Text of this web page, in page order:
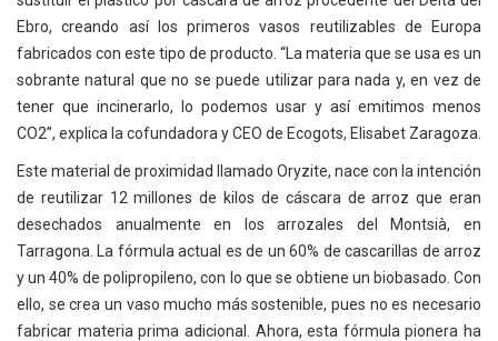
Ebro, creando así los primeros vasos reutilizables de Europa
fabricados con este tipo de producto. “La materia que se usa es un
sobrante natural que no se puede utilizar para nada y, en vez de
tener que incinerarlo, lo podemos usar y así emitimos menos
CO2”, explica la cofundadora y CEO de Ecogots, Elisabet Zaragoza.
Este material de proximidad llamado Oryzite, nace con la intención
de reutilizar 12 millones de kilos de cáscara de arroz que eran
desechados anualmente en los arrozales del Montsià, en
Tarragona. La fórmula actual es de un 60% de cascarillas de arroz
y un 40% de polipropileno, con lo que se obtiene un biobasado. Con
ello, se crea un vaso mucho más sostenible, pues no es necesario
fabricar materia prima adicional. Ahora, esta fórmula pionera ha